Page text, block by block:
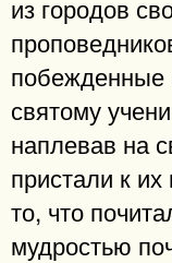
из городов
побежденные
святому
наплевав на
пристали к
то, что
мудростью